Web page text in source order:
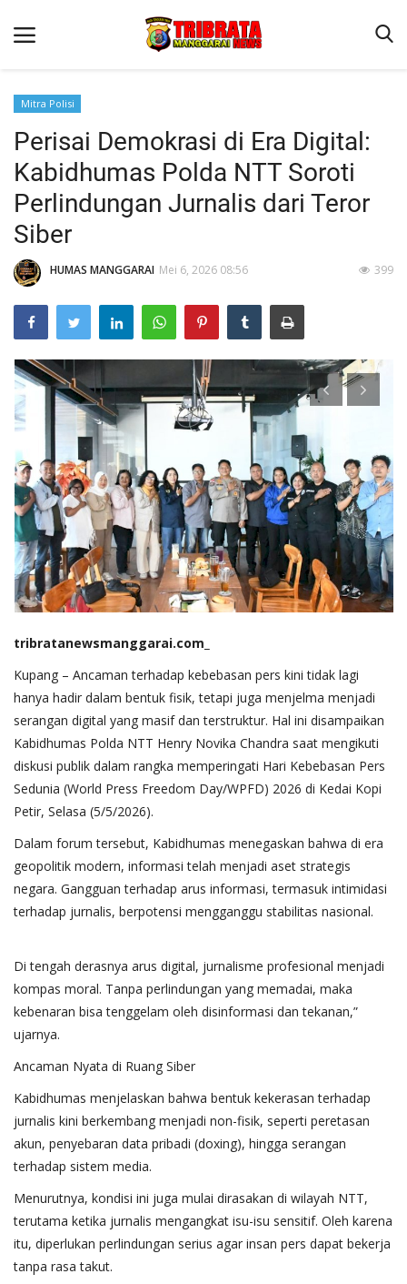
Beranda
Binkam
Kapolres Manggarai Imbau Masyarakat Waspada Cuaca
Kapolres Manggarai Imbau Masyarakat Waspada Cuaca
Reskrim
Lantas
Giat Ops
Polisi Kita
Mitra Polisi
Mitra Polisi
Perisai Demokrasi di Era Digital:
Kabidhumas Polda NTT Soroti
Perlindungan Jurnalis dari Teror
Siber
HUMAS MANGGARAI Mei 6, 2026 08:56 399
tribratanewsmanggarai.com_
Kupang – Ancaman terhadap kebebasan pers kini tidak lagi
hanya hadir dalam bentuk fisik, tetapi juga menjelma menjadi
serangan digital yang masif dan terstruktur. Hal ini disampaikan
Kabidhumas Polda NTT Henry Novika Chandra saat mengikuti
diskusi publik dalam rangka memperingati Hari Kebebasan Pers
Sedunia (World Press Freedom Day/WPFD) 2026 di Kedai Kopi
Petir, Selasa (5/5/2026).
Dalam forum tersebut, Kabidhumas menegaskan bahwa di era
geopolitik modern, informasi telah menjadi aset strategis
negara. Gangguan terhadap arus informasi, termasuk intimidasi
terhadap jurnalis, berpotensi mengganggu stabilitas nasional.
Di tengah derasnya arus digital, jurnalisme profesional menjadi
kompas moral. Tanpa perlindungan yang memadai, maka
kebenaran bisa tenggelam oleh disinformasi dan tekanan,”
ujarnya.
Ancaman Nyata di Ruang Siber
Kabidhumas menjelaskan bahwa bentuk kekerasan terhadap
jurnalis kini berkembang menjadi non-fisik, seperti peretasan
akun, penyebaran data pribadi (doxing), hingga serangan
terhadap sistem media.
Menurutnya, kondisi ini juga mulai dirasakan di wilayah NTT,
terutama ketika jurnalis mengangkat isu-isu sensitif. Oleh karena
itu, diperlukan perlindungan serius agar insan pers dapat bekerja
tanpa rasa takut.